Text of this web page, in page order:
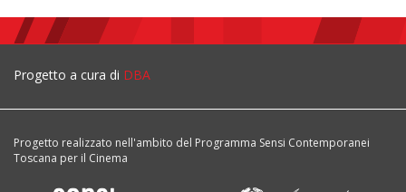
Progetto a cura di DBA
Progetto realizzato nell'ambito del Programma Sensi Contemporanei
Toscana per il Cinema